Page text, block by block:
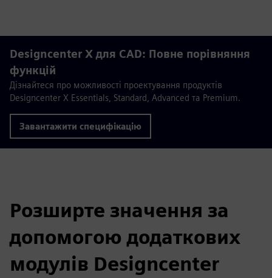
Designcenter X для CAD: Повне порівняння
функцій
Дізнайтеся про можливості проектування продуктів
Designcenter X Essentials, Standard, Advanced та Premium.
Завантажити специфікацію
Розширте значення за
допомогою додаткових
модулів Designcenter